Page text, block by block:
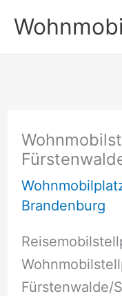
Inhalt
springen
Brandenburg
Fürstenwalde/